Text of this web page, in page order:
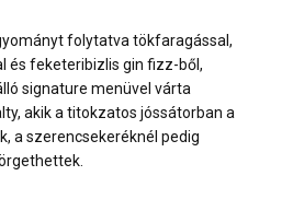
folytatva tökfaragással,
és feketeribizlis gin fizz-ből,
signature menüvel várta
akik a titokzatos jóssátorban a
a szerencsekeréknél pedig